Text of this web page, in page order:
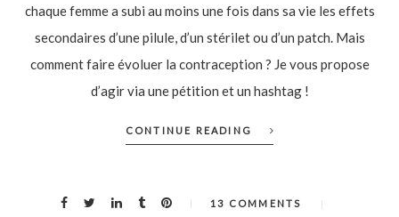
chaque femme a subi au moins une fois dans sa vie les effets
secondaires d’une pilule, d’un stérilet ou d’un patch. Mais
comment faire évoluer la contraception ? Je vous propose
d’agir via une pétition et un hashtag !
CONTINUE READING
13 COMMENTS